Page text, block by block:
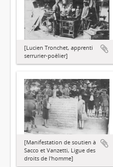
[Lucien Tronchet, apprenti
serrurier-poêlier]
[Manifestation de soutien à
Sacco et Vanzetti, Ligue des
droits de l'homme]